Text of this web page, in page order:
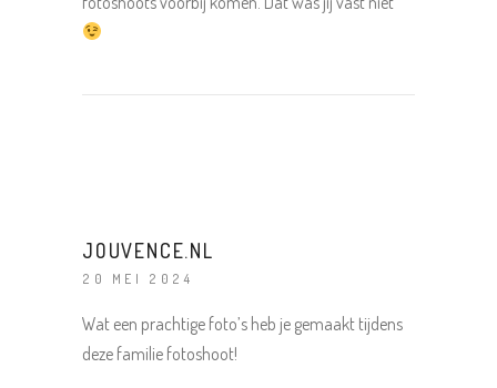
JOUVENCE.NL
20 MEI 2024
Wat een prachtige foto’s heb je gemaakt tijdens
deze familie fotoshoot!